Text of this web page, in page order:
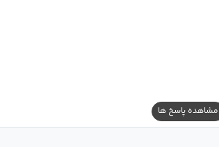
مشاهده پاسخ ها